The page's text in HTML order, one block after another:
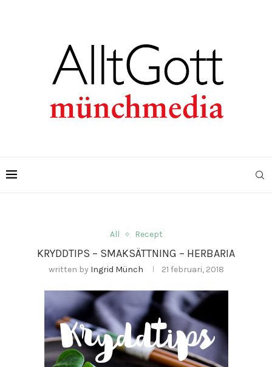
All Recept
KRYDDTIPS – SMAKSÄTTNING – HERBARIA
written by Ingrid Münch 21 februari, 2018